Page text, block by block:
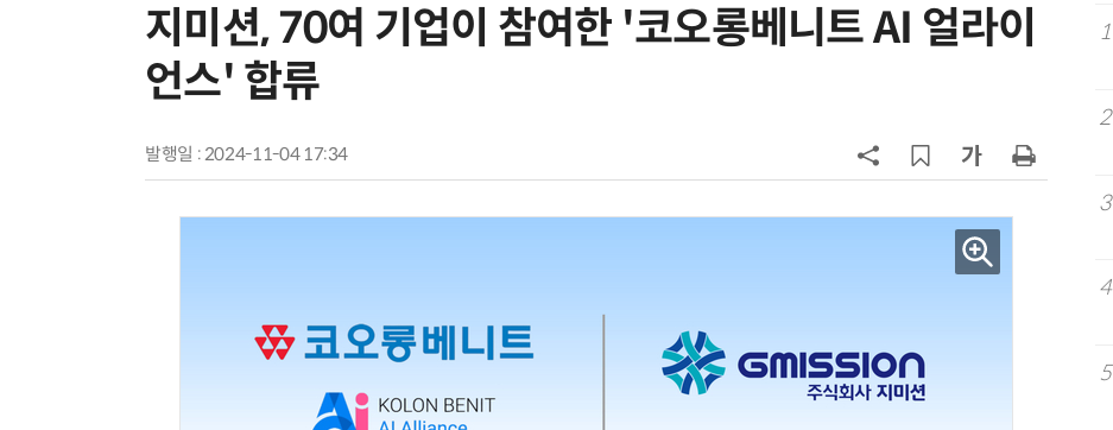
지미션, 70여 기업이 참여한 '코오롱베니트 AI 얼라이
언스' 합류
발행일 : 2024-11-04 17:34
6
스페이스X 상장 후 첫 성적표…스타
뉴스 무단 사용에 첫 제동
10 韓 앱스토어 시장 5년 만에 38조
원…개발자 90%에 無수수료
1
2
3
4
5